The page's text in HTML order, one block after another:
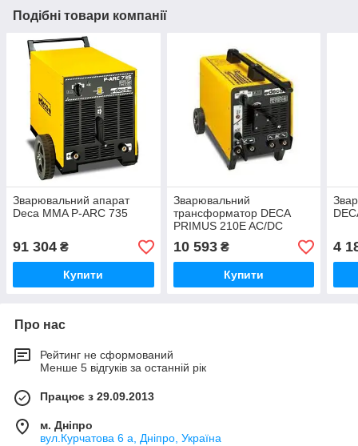
Подібні товари компанії
Зварювальний апарат
Deca MMA P-ARC 735
91 304 ₴
Купити
Зварювальний
трансформатор DECA
PRIMUS 210E AC/DC
10 593₴
Купити
4
Про нас
Рейтинг не сформований
Менше 5 відгуків за останній рік
Працює з 29.09.2013
м. Дніпро
вул.Курчатова 6 а, Дніпро, Україна